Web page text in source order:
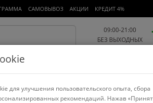
САМОВЫВОЗ АКЦИИ КРЕДИТ 4%
09:00-21:00
БЕЗ ВЫХОДНЫХ
и мото Детям и мамам Красота и
спорт
для улучшения пользовательского опыта, сбора
рекомендаций. Нажав